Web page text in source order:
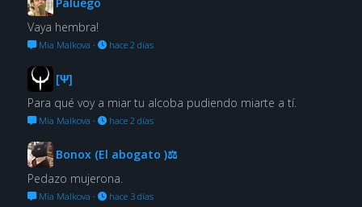
Vaya hembra!
Mia Malkova · hace 2 días
[Ψ]
Para qué voy a miar tu alcoba pudiendo miarte a tí.
Mia Malkova · hace 2 días
Bonox (El abogato )⚖
Pedazo mujerona.
Mia Malkova · hace 3 días